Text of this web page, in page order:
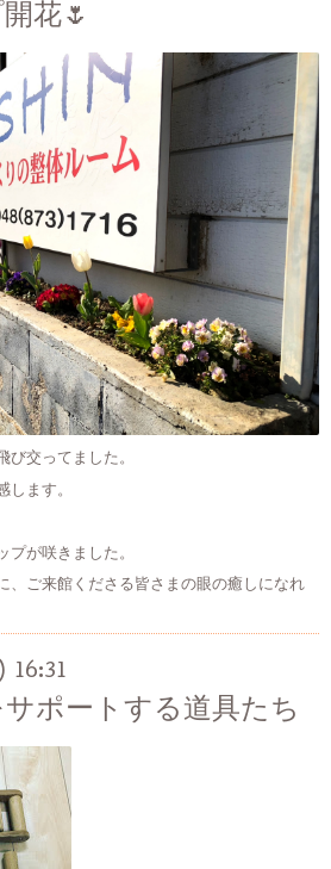
花🌷
び交ってました。
します。
プが咲きました。
、ご来館くださる皆さまの眼の癒しになれ
16:31
ポートする道具たち